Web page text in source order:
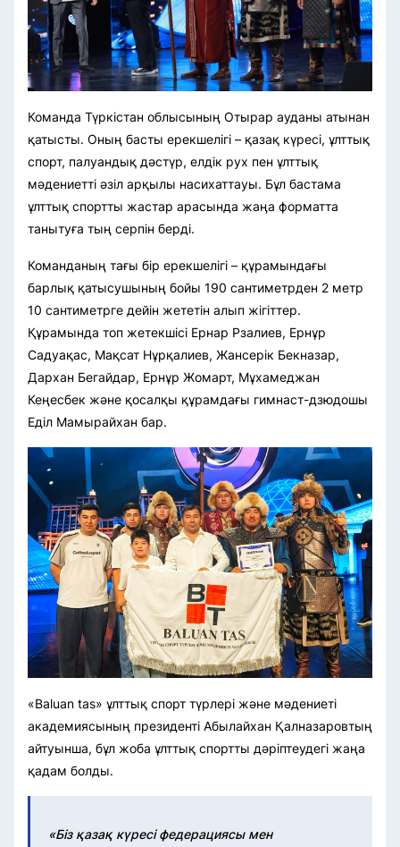
Команда Түркістан облысының Отырар ауданы атынан
қатысты. Оның басты ерекшелігі – қазақ күресі, ұлттық
спорт, палуандық дәстүр, елдік рух пен ұлттық
мәдениетті әзіл арқылы насихаттауы. Бұл бастама
ұлттық спортты жастар арасында жаңа форматта
танытуға тың серпін берді.
Команданың тағы бір ерекшелігі – құрамындағы
барлық қатысушының бойы 190 сантиметрден 2 метр
10 сантиметрге дейін жететін алып жігіттер.
Құрамында топ жетекшісі Ернар Рзалиев, Ернұр
Садуақас, Мақсат Нұрқалиев, Жансерік Бекназар,
Дархан Бегайдар, Ернұр Жомарт, Мұхамеджан
Кеңесбек және қосалқы құрамдағы гимнаст-дзюдошы
Еділ Мамырайхан бар.
«Baluan tas» ұлттық спорт түрлері және мәдениеті
академиясының президенті Абылайхан Қалназаровтың
айтуынша, бұл жоба ұлттық спортты дәріптеудегі жаңа
қадам болды.
«Біз қазақ күресі федерациясы мен